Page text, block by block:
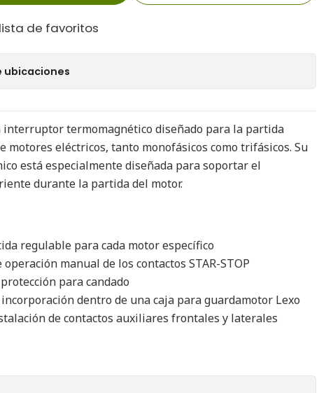
de favoritos
ubicaciones
interruptor termomagnético diseñado para la partida
motores eléctricos, tanto monofásicos como trifásicos. Su
está especialmente diseñada para soportar el
durante la partida del motor.
regulable para cada motor específico
manual de los contactos STAR-STOP
para candado
dentro de una caja para guardamotor Lexo
de contactos auxiliares frontales y laterales